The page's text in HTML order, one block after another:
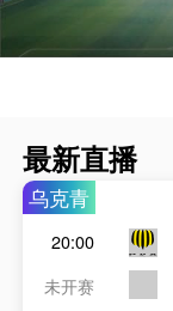
最新直播
乌克青
20:00
未开赛